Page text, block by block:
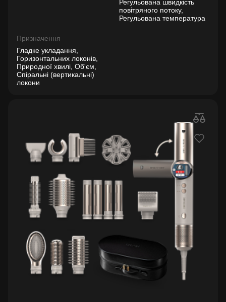
Регульована швидкість
повітряного потоку,
Регульована температура
Призначення
Гладке укладання,
Горизонтальних локонів,
Природної хвилі, Об'єм,
Спіральні (вертикальні)
локони